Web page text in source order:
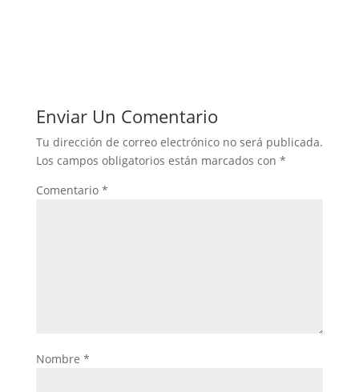
Enviar Un Comentario
Tu dirección de correo electrónico no será publicada.
Los campos obligatorios están marcados con *
Comentario *
Nombre *